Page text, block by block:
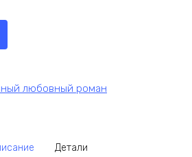
любовный роман
Детали